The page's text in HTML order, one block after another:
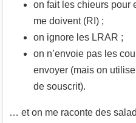
on fait les chieurs pour
me doivent (RI) ;
on ignore les LRAR ;
on n’envoie pas les
envoyer (mais on
de souscrit).
… et on me raconte des